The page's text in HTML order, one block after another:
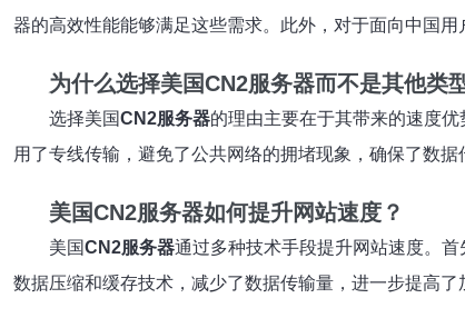
器的高效性能能够满足这些需求。此外，对于面向中国
为什么选择美国CN2服务器而不是其他类
选择美国CN2服务器的理由主要在于其带来的速度
用了专线传输，避免了公共网络的拥堵现象，确保了数
美国CN2服务器如何提升网站速度？
美国CN2服务器通过多种技术手段提升网站速度。
数据压缩和缓存技术，减少了数据传输量，进一步提高